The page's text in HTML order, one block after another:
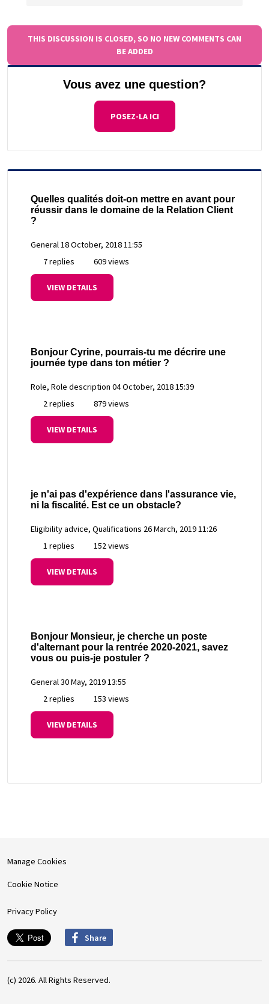
THIS DISCUSSION IS CLOSED, SO NO NEW COMMENTS CAN
BE ADDED
Vous avez une question?
POSEZ-LA ICI
Quelles qualités doit-on mettre en avant pour
réussir dans le domaine de la Relation Client
?
General 18 October, 2018 11:55
7 replies
609 views
VIEW DETAILS
Bonjour Cyrine, pourrais-tu me décrire une
journée type dans ton métier ?
Role, Role description 04 October, 2018 15:39
2 replies
879 views
VIEW DETAILS
je n'ai pas d'expérience dans l'assurance vie,
ni la fiscalité. Est ce un obstacle?
Eligibility advice, Qualifications 26 March, 2019 11:26
1 replies
152 views
VIEW DETAILS
Bonjour Monsieur, je cherche un poste
d'alternant pour la rentrée 2020-2021, savez
vous ou puis-je postuler ?
General30 May, 2019 13:55
2 replies
153 views
VIEW DETAILS
Manage Cookies
Cookie Notice
Privacy Policy
Share
(c) 2026. All Rights Reserved.